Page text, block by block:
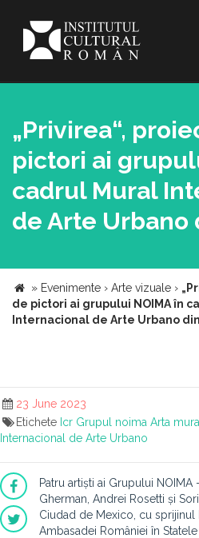
„Privirea“,
pictori ai
cadrul Mural
de Arte Urbano
» Evenimente › Arte vizuale ›
de pictori ai grupului NOIMA în
Internacional de Arte Urbano
23 June 2023
Etichete Icr Grupul noima Arta
Internacional de Arte Urbano
Patru artiști ai Grupului NOIMA
Gherman, Andrei Rosetti și
Ciudad de Mexico, cu sprijinul
Ambasadei României în